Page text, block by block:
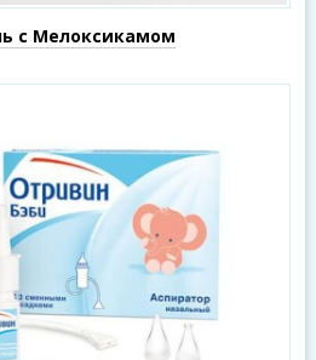
с Мелоксикамом